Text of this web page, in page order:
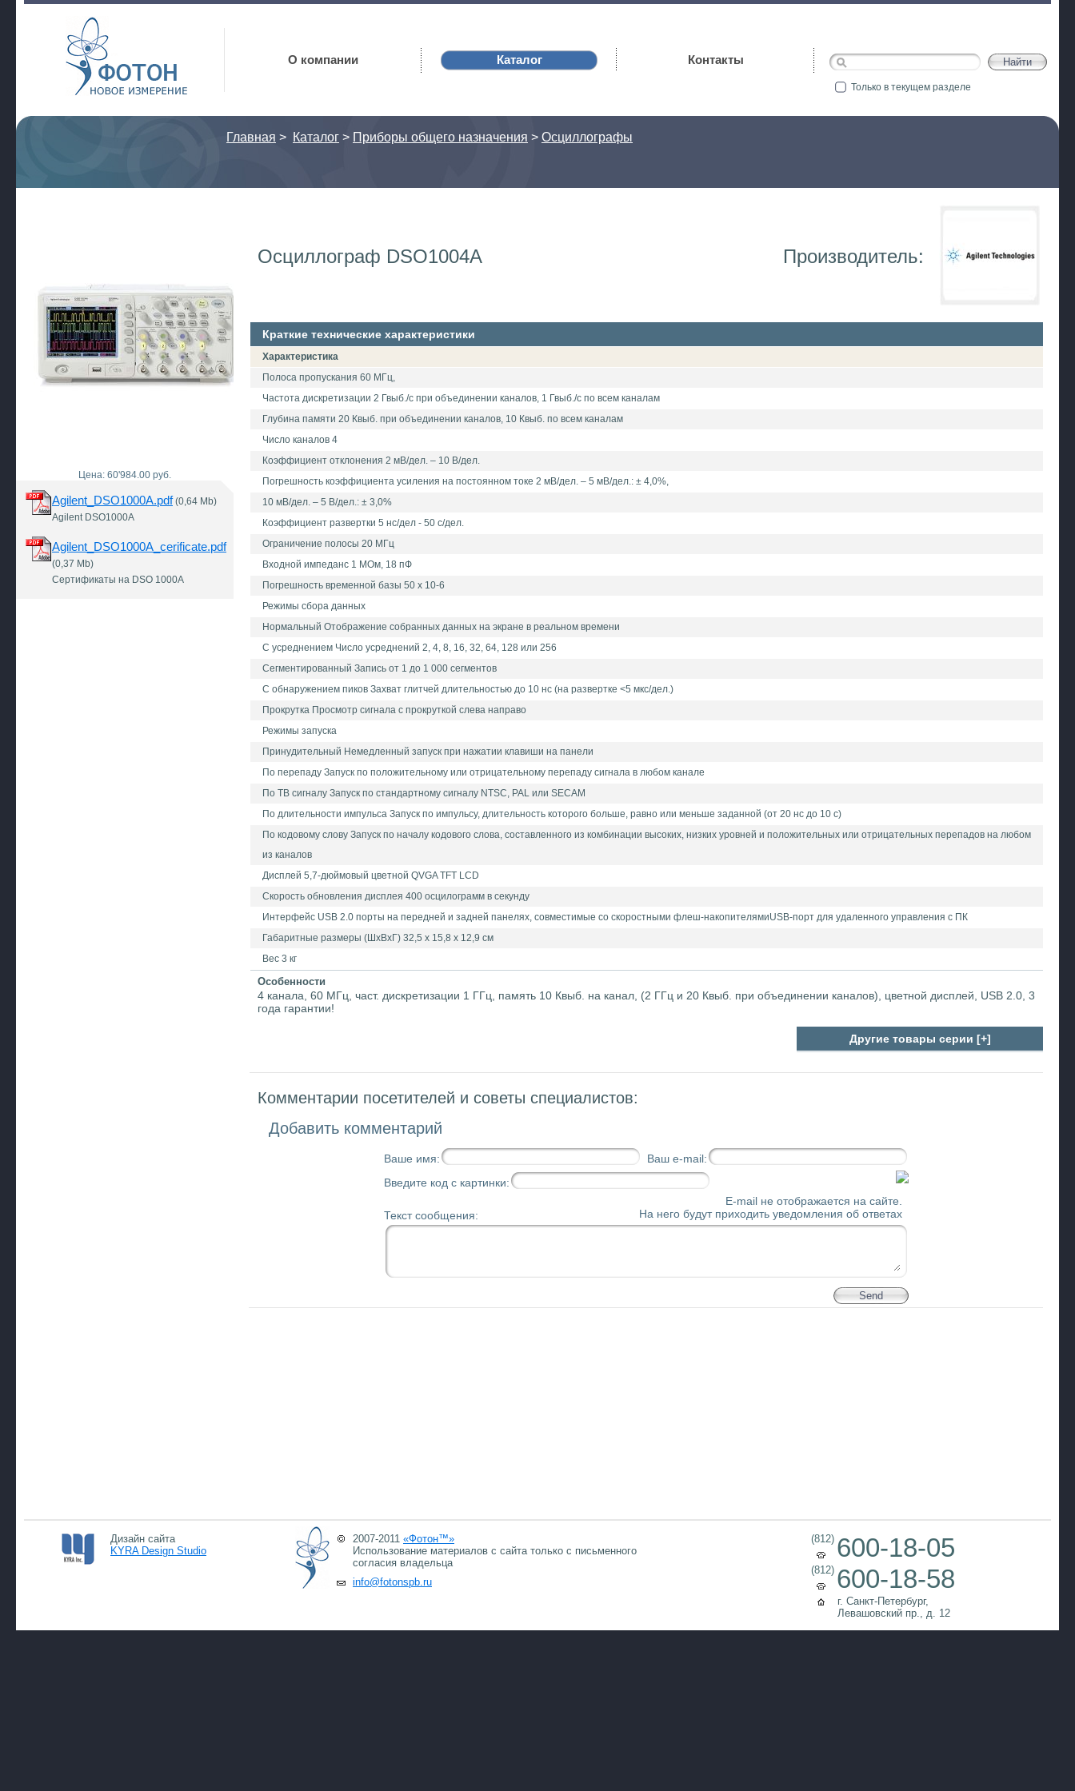
Фотон
О компании Каталог Контакты
Только в текущем разделе
Главная > Каталог > Приборы общего назначения > Осциллографы
Цена: 60'984.00 руб.
Agilent_DSO1000A.pdf(0,64 Mb)
Agilent DSO1000A
Agilent_DSO1000A_cerificate.pdf
(0,37 Mb)
Сертификаты на DSO 1000A
Осциллограф DSO1004A Производитель:
Краткие технические характеристики
Характеристика
Полоса пропускания 60 МГц,
Частота дискретизации 2 Гвыб./с при объединении каналов, 1 Гвыб./с по всем каналам
Глубина памяти 20 Квыб. при объединении каналов, 10 Квыб. по всем каналам
Число каналов 4
Коэффициент отклонения 2 мВ/дел. – 10 В/дел.
Погрешность коэффициента усиления на постоянном токе 2 мВ/дел. – 5 мВ/дел.: ± 4,0%,
10 мВ/дел. – 5 В/дел.: ± 3,0%
Коэффициент развертки 5 нс/дел - 50 с/дел.
Ограничение полосы 20 МГц
Входной импеданс 1 МОм, 18 пФ
Погрешность временной базы 50 х 10-6
Режимы сбора данных
Нормальный Отображение собранных данных на экране в реальном времени
С усреднением Число усреднений 2, 4, 8, 16, 32, 64, 128 или 256
Сегментированный Запись от 1 до 1 000 сегментов
С обнаружением пиков Захват глитчей длительностью до 10 нс (на развертке <5 мкс/дел.)
Прокрутка Просмотр сигнала с прокруткой слева направо
Режимы запуска
Принудительный Немедленный запуск при нажатии клавиши на панели
По перепаду Запуск по положительному или отрицательному перепаду сигнала в любом канале
По ТВ сигналу Запуск по стандартному сигналу NTSC, PAL или SECAM
По длительности импульса Запуск по импульсу, длительность которого больше, равно или меньше заданной (от 20 нс до 10 с)
По кодовому слову Запуск по началу кодового слова, составленного из комбинации высоких, низких уровней и положительных или отрицательных перепадов на любом
из каналов
Дисплей 5,7-дюймовый цветной QVGA TFT LCD
Скорость обновления дисплея 400 осцилограмм в секунду
Интерфейс USB 2.0 порты на передней и задней панелях, совместимые со скоростными флеш-накопителямиUSB-порт для удаленного управления с ПК
Габаритные размеры (ШхВхГ) 32,5 х 15,8 х 12,9 см
Вес 3 кг
Особенности
4 канала, 60 МГц, част. дискретизации 1 ГГц, память 10 Квыб. на канал, (2 ГГц и 20 Квыб. при объединении каналов), цветной дисплей, USB 2.0, 3
года гарантии!
Другие товары серии [+]
Комментарии посетителей и советы специалистов:
Добавить комментарий
Ваше имя:
Ваш e-mail:
Введите код с картинки:
Текст сообщения:
E-mail не отображается на сайте.
На него будут приходить уведомления об ответах
Дизайн сайта
KYRA Design Studio
2007-2011 «Фотон™»
Использование материалов с сайта только с письменного
согласия владельца
info@fotonspb.ru
(812) 600-18-05
(812) 600-18-58
г. Санкт-Петербург,
Левашовский пр., д. 12